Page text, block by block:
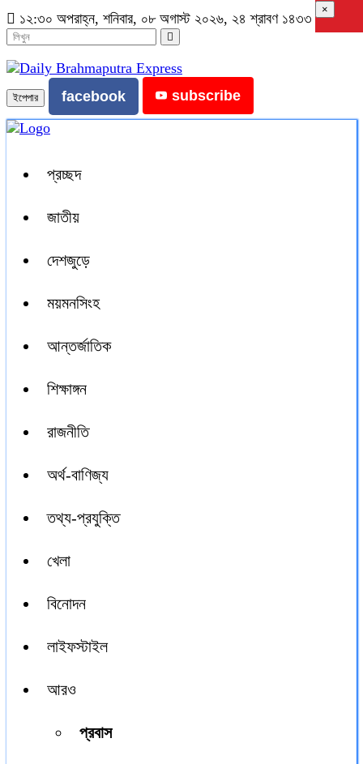
১২:৩০ অপরাহ্ন, শনিবার, ০৮ অগাস্ট ২০২৬, ২৪ শ্রাবণ ১৪৩৩ বঙ্গাব্দ
ইপেপার facebook subscribe
প্রচ্ছদ
জাতীয়
দেশজুড়ে
ময়মনসিংহ
আন্তর্জাতিক
শিক্ষাঙ্গন
রাজনীতি
অর্থ-বাণিজ্য
তথ্য-প্রযুক্তি
খেলা
বিনোদন
লাইফস্টাইল
আরও
প্রবাস
×